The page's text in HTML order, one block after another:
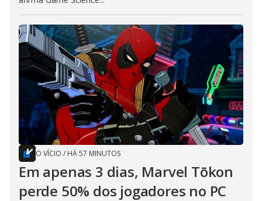
O VÍCIO / HÁ 57 MINUTOS
Em apenas 3 dias, Marvel Tōkon
perde 50% dos jogadores no PC